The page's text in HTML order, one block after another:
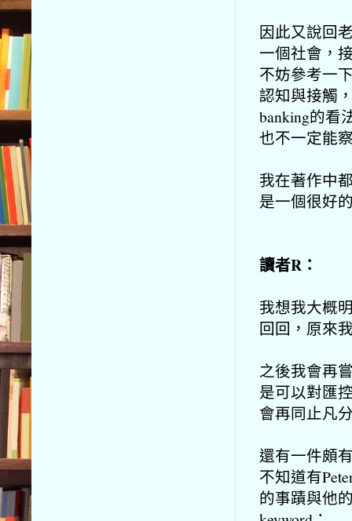
因此又說回
一個社會，
不妨參考一
認知與接觸
banking的看
也不一定能
我在著作中
是一個很好
讀者R：
我想我大概
回回， 原來
之後我會再
是可以對匯
會再同止凡
還有一件頗
不知道有
的事蹟與他